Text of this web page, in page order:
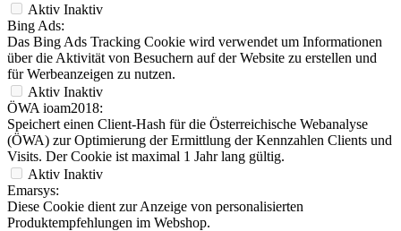
Aktiv Inaktiv
Bing Ads:
Das Bing Ads Tracking Cookie wird verwendet um Informationen
über die Aktivität von Besuchern auf der Website zu erstellen und
für Werbeanzeigen zu nutzen.
Aktiv Inaktiv
ÖWA ioam2018:
Speichert einen Client-Hash für die Österreichische Webanalyse
(ÖWA) zur Optimierung der Ermittlung der Kennzahlen Clients und
Visits. Der Cookie ist maximal 1 Jahr lang gültig.
Aktiv Inaktiv
Emarsys:
Diese Cookie dient zur Anzeige von personalisierten
Produktempfehlungen im Webshop.